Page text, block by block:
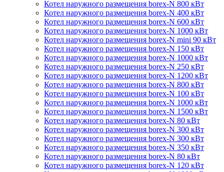
Котел наружного размещения borex-N 800 кВт
Котел наружного размещения borex-N 400 кВт
Котел наружного размещения borex-N 600 кВт
Котел наружного размещения borex-N 1000 кВт
Котел наружного размещения borex-N mini 90 кВт
Котел наружного размещения borex-N 150 кВт
Котел наружного размещения borex-N 1000 кВт
Котел наружного размещения borex-N 250 кВт
Котел наружного размещения borex-N 1200 кВт
Котел наружного размещения borex-N 800 кВт
Котел наружного размещения borex-N 100 кВт
Котел наружного размещения borex-N 1000 кВт
Котел наружного размещения borex-N 1500 кВт
Котел наружного размещения borex-N 80 кВт
Котел наружного размещения borex-N 300 кВт
Котел наружного размещения borex-N 300 кВт
Котел наружного размещения borex-N 350 кВт
Котел наружного размещения borex-N 80 кВт
Котел наружного размещения borex-N 120 кВт